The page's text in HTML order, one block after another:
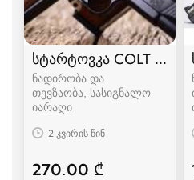
სტარტოვკა COLT
ნადირობა და
თევზაობა, სასიგნალო
იარაღი
2 კვირის წინ
270.00 ₾